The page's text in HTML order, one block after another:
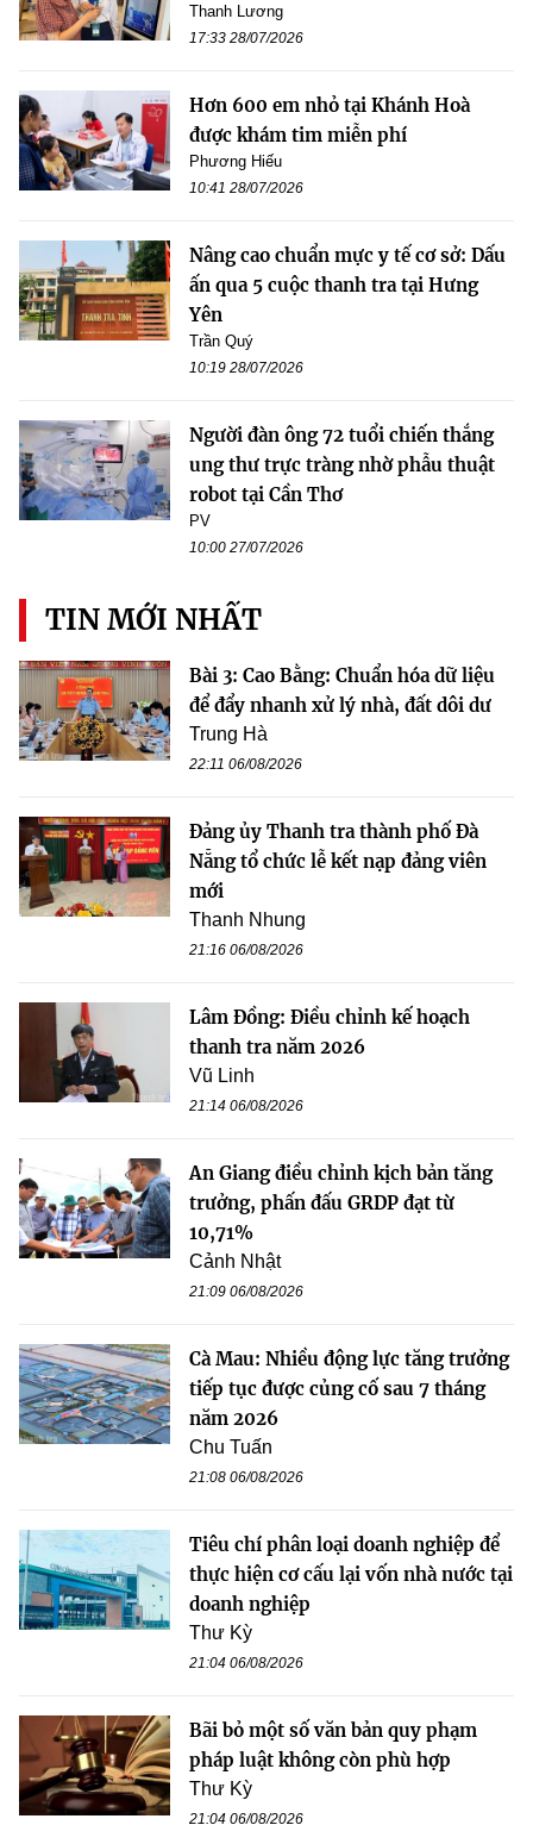
Thanh Lương
17:33 28/07/2026
Hơn 600 em nhỏ tại Khánh Hoà
được khám tim miễn phí
Phương Hiếu
10:41 28/07/2026
Nâng cao chuẩn mực y tế cơ sở: Dấu
ấn qua 5 cuộc thanh tra tại Hưng
Yên
Trần Quý
10:19 28/07/2026
Người đàn ông 72 tuổi chiến thắng
ung thư trực tràng nhờ phẫu thuật
robot tại Cần Thơ
PV
10:00 27/07/2026
TIN MỚI NHẤT
Bài 3: Cao Bằng: Chuẩn hóa dữ liệu
để đẩy nhanh xử lý nhà, đất dôi dư
Trung Hà
22:11 06/08/2026
Đảng ủy Thanh tra thành phố Đà
Nẵng tổ chức lễ kết nạp đảng viên
mới
Thanh Nhung
21:16 06/08/2026
Lâm Đồng: Điều chỉnh kế hoạch
thanh tra năm 2026
Vũ Linh
21:14 06/08/2026
An Giang điều chỉnh kịch bản tăng
trưởng, phấn đấu GRDP đạt từ
10,71%
Cảnh Nhật
21:09 06/08/2026
Cà Mau: Nhiều động lực tăng trưởng
tiếp tục được củng cố sau 7 tháng
năm 2026
Chu Tuấn
21:08 06/08/2026
Tiêu chí phân loại doanh nghiệp để
thực hiện cơ cấu lại vốn nhà nước tại
doanh nghiệp
Thư Kỳ
21:04 06/08/2026
Bãi bỏ một số văn bản quy phạm
pháp luật không còn phù hợp
Thư Kỳ
21:04 06/08/2026